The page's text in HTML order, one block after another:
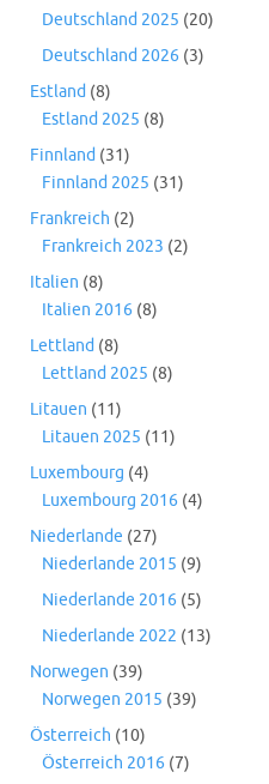
Deutschland 2025 (20)
Deutschland 2026 (3)
Estland (8)
Estland 2025 (8)
Finnland (31)
Finnland 2025 (31)
Frankreich (2)
Frankreich 2023 (2)
Italien (8)
Italien 2016 (8)
Lettland (8)
Lettland 2025 (8)
Litauen (11)
Litauen 2025 (11)
Luxembourg (4)
Luxembourg 2016 (4)
Niederlande (27)
Niederlande 2015 (9)
Niederlande 2016 (5)
Niederlande 2022 (13)
Norwegen (39)
Norwegen 2015 (39)
Österreich (10)
Österreich 2016 (7)